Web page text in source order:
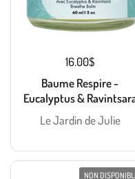
16.00$
Baume Respire -
Eucalyptus &
Le Jardin de Julie
NON